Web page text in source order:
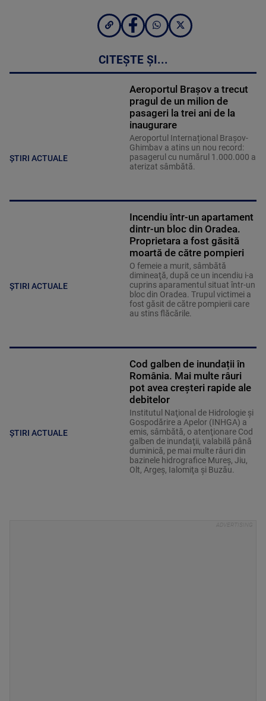
CITEȘTE ȘI...
ȘTIRI ACTUALE
Aeroportul Brașov a trecut
pragul de un milion de
pasageri la trei ani de la
inaugurare
Aeroportul Internațional Brașov-
Ghimbav a atins un nou record:
pasagerul cu numărul 1.000.000 a
aterizat sâmbătă.
ȘTIRI ACTUALE
Incendiu într-un apartament
dintr-un bloc din Oradea.
Proprietara a fost găsită
moartă de către pompieri
O femeie a murit, sâmbătă
dimineaţă, după ce un incendiu i-a
cuprins aparamentul situat într-un
bloc din Oradea. Trupul victimei a
fost găsit de către pompierii care
au stins flăcările.
ȘTIRI ACTUALE
Cod galben de inundații în
România. Mai multe râuri
pot avea creșteri rapide ale
debitelor
Institutul Naţional de Hidrologie şi
Gospodărire a Apelor (INHGA) a
emis, sâmbătă, o atenţionare Cod
galben de inundaţii, valabilă până
duminică, pe mai multe râuri din
bazinele hidrografice Mureş, Jiu,
Olt, Argeş, Ialomiţa şi Buzău.